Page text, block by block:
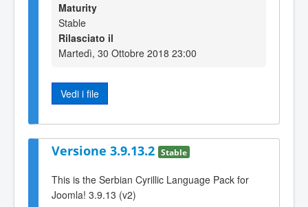
Maturity
Stable
Rilasciato il
Martedì, 30 Ottobre 2018 23:00
Vedi i file
Versione 3.9.13.2 Stable
This is the Serbian Cyrillic Language Pack for
Joomla! 3.9.13 (v2)